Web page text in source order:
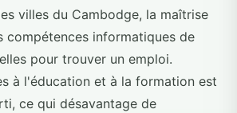
villes du Cambodge, la maîtrise
compétences informatiques de
pour trouver un emploi.
à l'éducation et à la formation est
ce qui désavantage de